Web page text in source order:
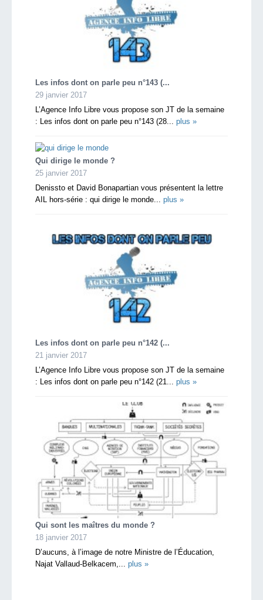
Les infos dont on parle peu n°143 (...
29 janvier 2017
L’Agence Info Libre vous propose son JT de la semaine
: Les infos dont on parle peu n°143 (28... plus »
Qui dirige le monde ?
25 janvier 2017
Denissto et David Bonapartian vous présentent la lettre
AIL hors-série : qui dirige le monde... plus »
Les infos dont on parle peu n°142 (...
21 janvier 2017
L’Agence Info Libre vous propose son JT de la semaine
: Les infos dont on parle peu n°142 (21... plus »
Qui sont les maîtres du monde ?
18 janvier 2017
D’aucuns, à l’image de notre Ministre de l’Éducation,
Najat Vallaud-Belkacem,... plus »